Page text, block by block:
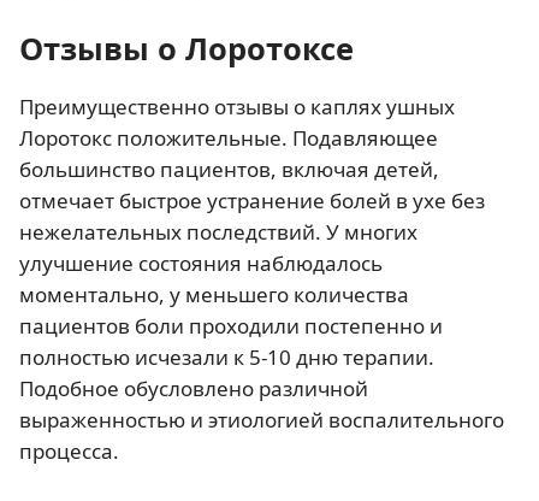
Отзывы о Лоротоксе
Преимущественно отзывы о каплях ушных
Лоротокс положительные. Подавляющее
большинство пациентов, включая детей,
отмечает быстрое устранение болей в ухе без
нежелательных последствий. У многих
улучшение состояния наблюдалось
моментально, у меньшего количества
пациентов боли проходили постепенно и
полностью исчезали к 5-10 дню терапии.
Подобное обусловлено различной
выраженностью и этиологией воспалительного
процесса.